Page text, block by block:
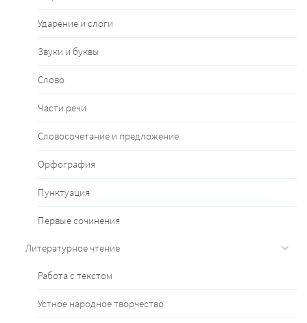
Ударение и слоги
Звуки и буквы
Слово
Части речи
Словосочетание и предложение
Орфография
Пунктуация
Первые сочинения
Литературное чтение
Работа с текстом
Устное народное творчество